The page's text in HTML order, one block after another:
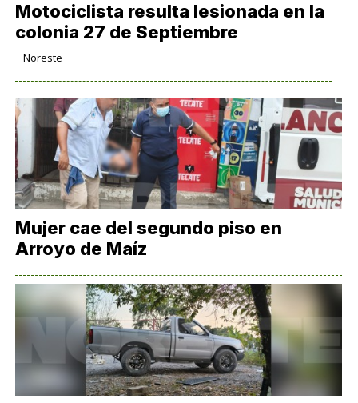
Motociclista resulta lesionada en la
colonia 27 de Septiembre
Noreste
Mujer cae del segundo piso en
Arroyo de Maíz